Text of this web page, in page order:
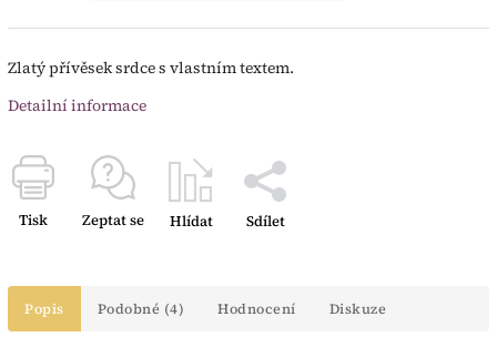
Zlatý přívěsek srdce s vlastním textem.
Detailní informace
Tisk Zeptat se Hlídat Sdílet
Popis Podobné (4) Hodnocení Diskuze